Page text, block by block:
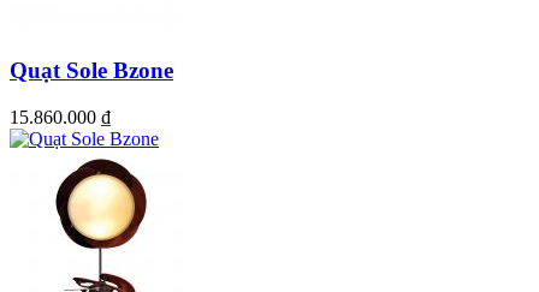
Quạt Sole Bzone
15.860.000 ₫